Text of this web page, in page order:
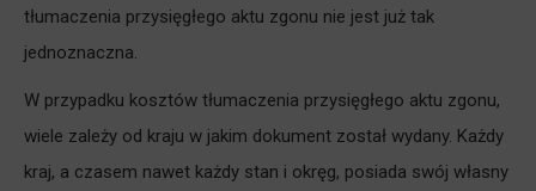
tłumaczenia przysięgłego aktu zgonu nie jest już tak
jednoznaczna.
W przypadku kosztów tłumaczenia przysięgłego aktu zgonu,
wiele zależy od kraju w jakim dokument został wydany. Każdy
kraj, a czasem nawet każdy stan i okręg, posiada swój własny